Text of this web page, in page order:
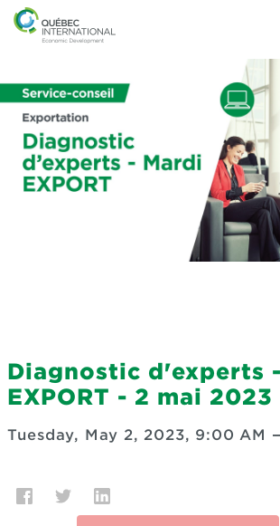
Diagnostic d'experts
EXPORT - 2 mai 2023
Tuesday, May 2, 2023, 9:00 AM